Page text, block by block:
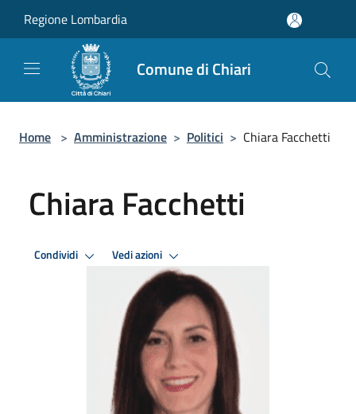
Regione Lombardia
Comune di Chiari
Home > Amministrazione > Politici > Chiara Facchetti
Chiara Facchetti
Condividi Vedi azioni